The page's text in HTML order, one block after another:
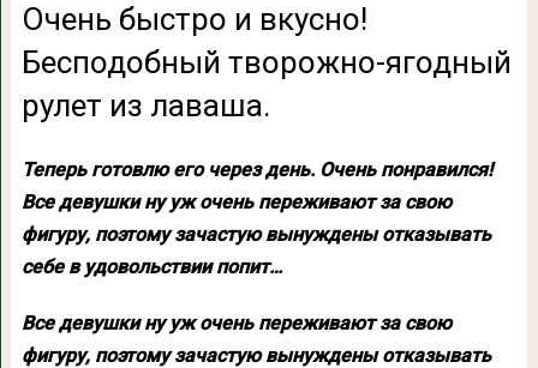
Очень быстро и вкусно!
Бесподобный творожно-ягодный
рулет из лаваша.
Теперь готовлю его через день. Очень понравился!
Все девушки ну уж очень переживают за свою
фигуру, поэтому зачастую вынуждены отказывать
себе в удовольствии попит…
Все девушки ну уж очень переживают за свою
фигуру, поэтому зачастую вынуждены отказывать